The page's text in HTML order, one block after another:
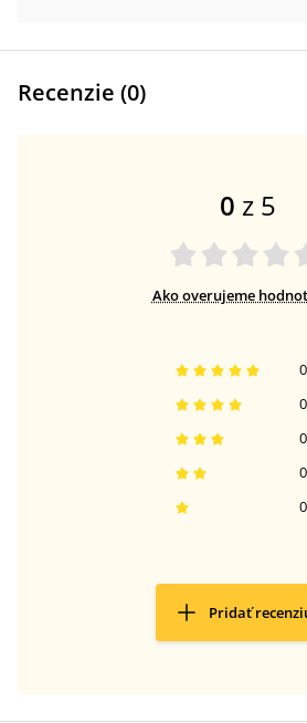
Recenzie (0)
0 z 5
Ako overujeme
0
0
0
0
0
Pridať